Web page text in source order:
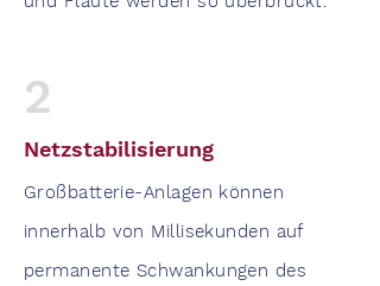
2
Netzstabilisierung
Großbatterie-Anlagen können
innerhalb von Millisekunden auf
permanente Schwankungen des